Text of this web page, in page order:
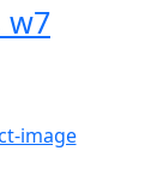
مكتب مقاس 160سم w7